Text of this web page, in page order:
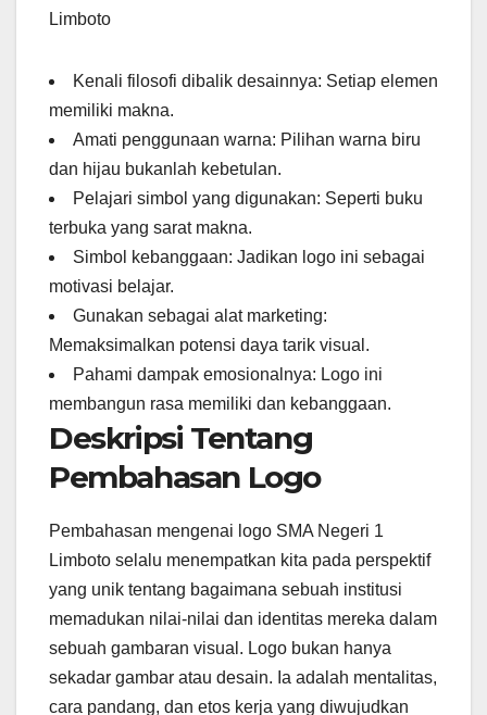
Limboto
Kenali filosofi dibalik desainnya: Setiap elemen
memiliki makna.
Amati penggunaan warna: Pilihan warna biru
dan hijau bukanlah kebetulan.
Pelajari simbol yang digunakan: Seperti buku
terbuka yang sarat makna.
Simbol kebanggaan: Jadikan logo ini sebagai
motivasi belajar.
Gunakan sebagai alat marketing:
Memaksimalkan potensi daya tarik visual.
Pahami dampak emosionalnya: Logo ini
membangun rasa memiliki dan kebanggaan.
Deskripsi Tentang
Pembahasan Logo
Pembahasan mengenai logo SMA Negeri 1
Limboto selalu menempatkan kita pada perspektif
yang unik tentang bagaimana sebuah institusi
memadukan nilai-nilai dan identitas mereka dalam
sebuah gambaran visual. Logo bukan hanya
sekadar gambar atau desain. Ia adalah mentalitas,
cara pandang, dan etos kerja yang diwujudkan